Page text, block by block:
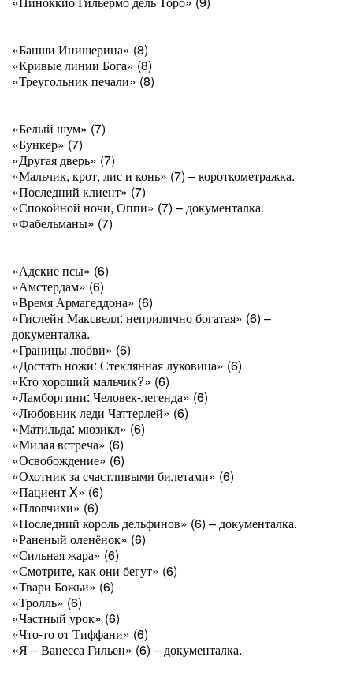
«Банши Инишерина» (8)
«Кривые линии Бога» (8)
«Треугольник печали» (8)
«Белый шум» (7)
«Бункер» (7)
«Другая дверь» (7)
«Мальчик, крот, лис и конь» (7) – короткометражка.
«Последний клиент» (7)
«Спокойной ночи, Оппи» (7) – документалка.
«Фабельманы» (7)
«Адские псы» (6)
«Амстердам» (6)
«Время Армагеддона» (6)
«Гислейн Максвелл: неприлично богатая» (6) –
документалка.
«Границы любви» (6)
«Достать ножи: Стеклянная луковица» (6)
«Кто хороший мальчик?» (6)
«Ламборгини: Человек-легенда» (6)
«Любовник леди Чаттерлей» (6)
«Матильда: мюзикл» (6)
«Милая встреча» (6)
«Освобождение» (6)
«Охотник за счастливыми билетами» (6)
«Пациент X» (6)
«Пловчихи» (6)
«Последний король дельфинов» (6) – документалка.
«Раненый оленёнок» (6)
«Сильная жара» (6)
«Смотрите, как они бегут» (6)
«Твари Божьи» (6)
«Тролль» (6)
«Частный урок» (6)
«Что-то от Тиффани» (6)
«Я – Ванесса Гильен» (6) – документалка.